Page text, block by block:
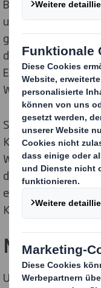
Bereich der
unterstützen. Wir
großen
das Denken der
Ersatz von
So bot das EMB bei
Workshops
die Auswirkungen
einen
Kundenerlebnis zu
Menschen
Um den Übergang